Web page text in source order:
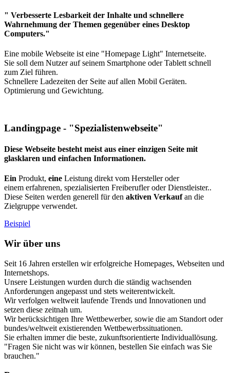
" Verbesserte Lesbarkeit der Inhalte und schnellere
Wahrnehmung der Themen gegenüber eines Desktop
Computers."
Eine mobile Webseite ist eine "Homepage Light" Internetseite.
Sie soll dem Nutzer auf seinem Smartphone oder Tablett schnell
zum Ziel führen.
Schnellere Ladezeiten der Seite auf allen Mobil Geräten.
Optimierung und Gewichtung.
Landingpage - "Spezialistenwebseite"
Diese Webseite besteht meist aus einer einzigen Seite mit
glasklaren und einfachen Informationen.
Ein Produkt, eine Leistung direkt vom Hersteller oder
einem erfahrenen, spezialisierten Freiberufler oder Dienstleister..
Diese Seiten werden generell für den aktiven Verkaufan die
Zielgruppe verwendet.
Beispiel
Wir über uns
Seit 16 Jahren erstellen wir erfolgreiche Homepages, Webseiten und
Internetshops.
Unsere Leistungen wurden durch die ständig wachsenden
Anforderungen angepasst und stets weiterentwickelt.
Wir verfolgen weltweit laufende Trends und Innovationen und
setzen diese zeitnah um.
Wir berücksichtigen Ihre Wettbewerber, sowie die am Standort oder
bundes/weltweit existierenden Wettbewerbssituationen.
Sie erhalten immer die beste, zukunftsorientierte Individuallösung.
"Fragen Sie nicht was wir können, bestellen Sie einfach was Sie
brauchen."